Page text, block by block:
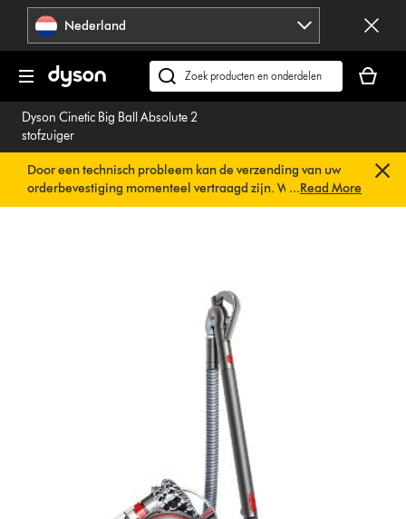
Navigatie
overslaan
Nederland
Zoek
op
dyson.nl
is
Dyson Cinetic Big Ball Absolute 2
stofzuiger
Door een technisch probleem kan de verzending van uw
orderbevestiging momenteel vertraagd zijn. We werken al
aan een snelle oplossing.U hoeft verder niets te doen. Uw
...Read More